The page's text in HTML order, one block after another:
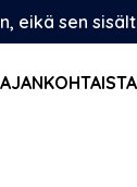
eikä sen
AJANKOHTAISTA